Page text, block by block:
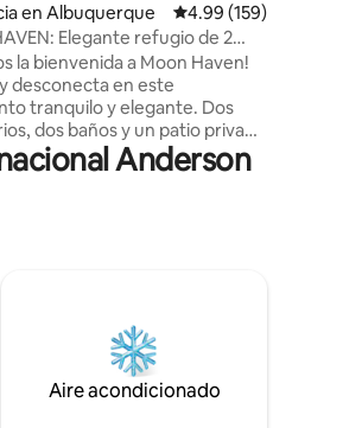
de 5; 308 evaluaciones
en Albuquerque Calificación promedio:
4.99 (159)
Elegante refugio de 2
con patio
la bienvenida a Moon Haven!
desconecta en este
tranquilo y elegante. Dos
dos baños y un patio privado
ti en un barrio céntrico, seguro
de estar
también tiene un sofá cama
que se convierte en una cama
en Albuquerque!
Anderson
Aire acondicionado